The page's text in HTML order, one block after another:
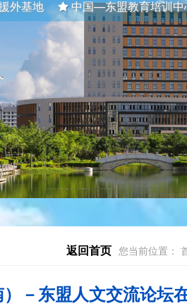
外基地 中国—东盟教育培训中
返回首页 您当前位置：
－东盟人文交流论坛